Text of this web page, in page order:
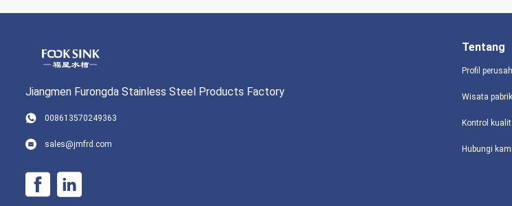
Jiangmen Furongda Stainless Steel Products Factory
008613570249363
sales@jmfrd.com
Tentang
Profil
Wisata pabrik
Kontrol
Hubungi kami